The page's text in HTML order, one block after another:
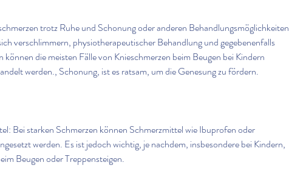
trotz Ruhe und Schonung oder anderen Behandlungsmöglichkeiten
verschlimmern, physiotherapeutischer Behandlung und gegebenenfalls
können die meisten Fälle von Knieschmerzen beim Beugen bei Kindern
werden., Schonung, ist es ratsam, um die Genesung zu fördern.
Bei starken Schmerzen können Schmerzmittel wie Ibuprofen oder
werden. Es ist jedoch wichtig, je nachdem, insbesondere bei Kindern,
Beugen oder Treppensteigen.